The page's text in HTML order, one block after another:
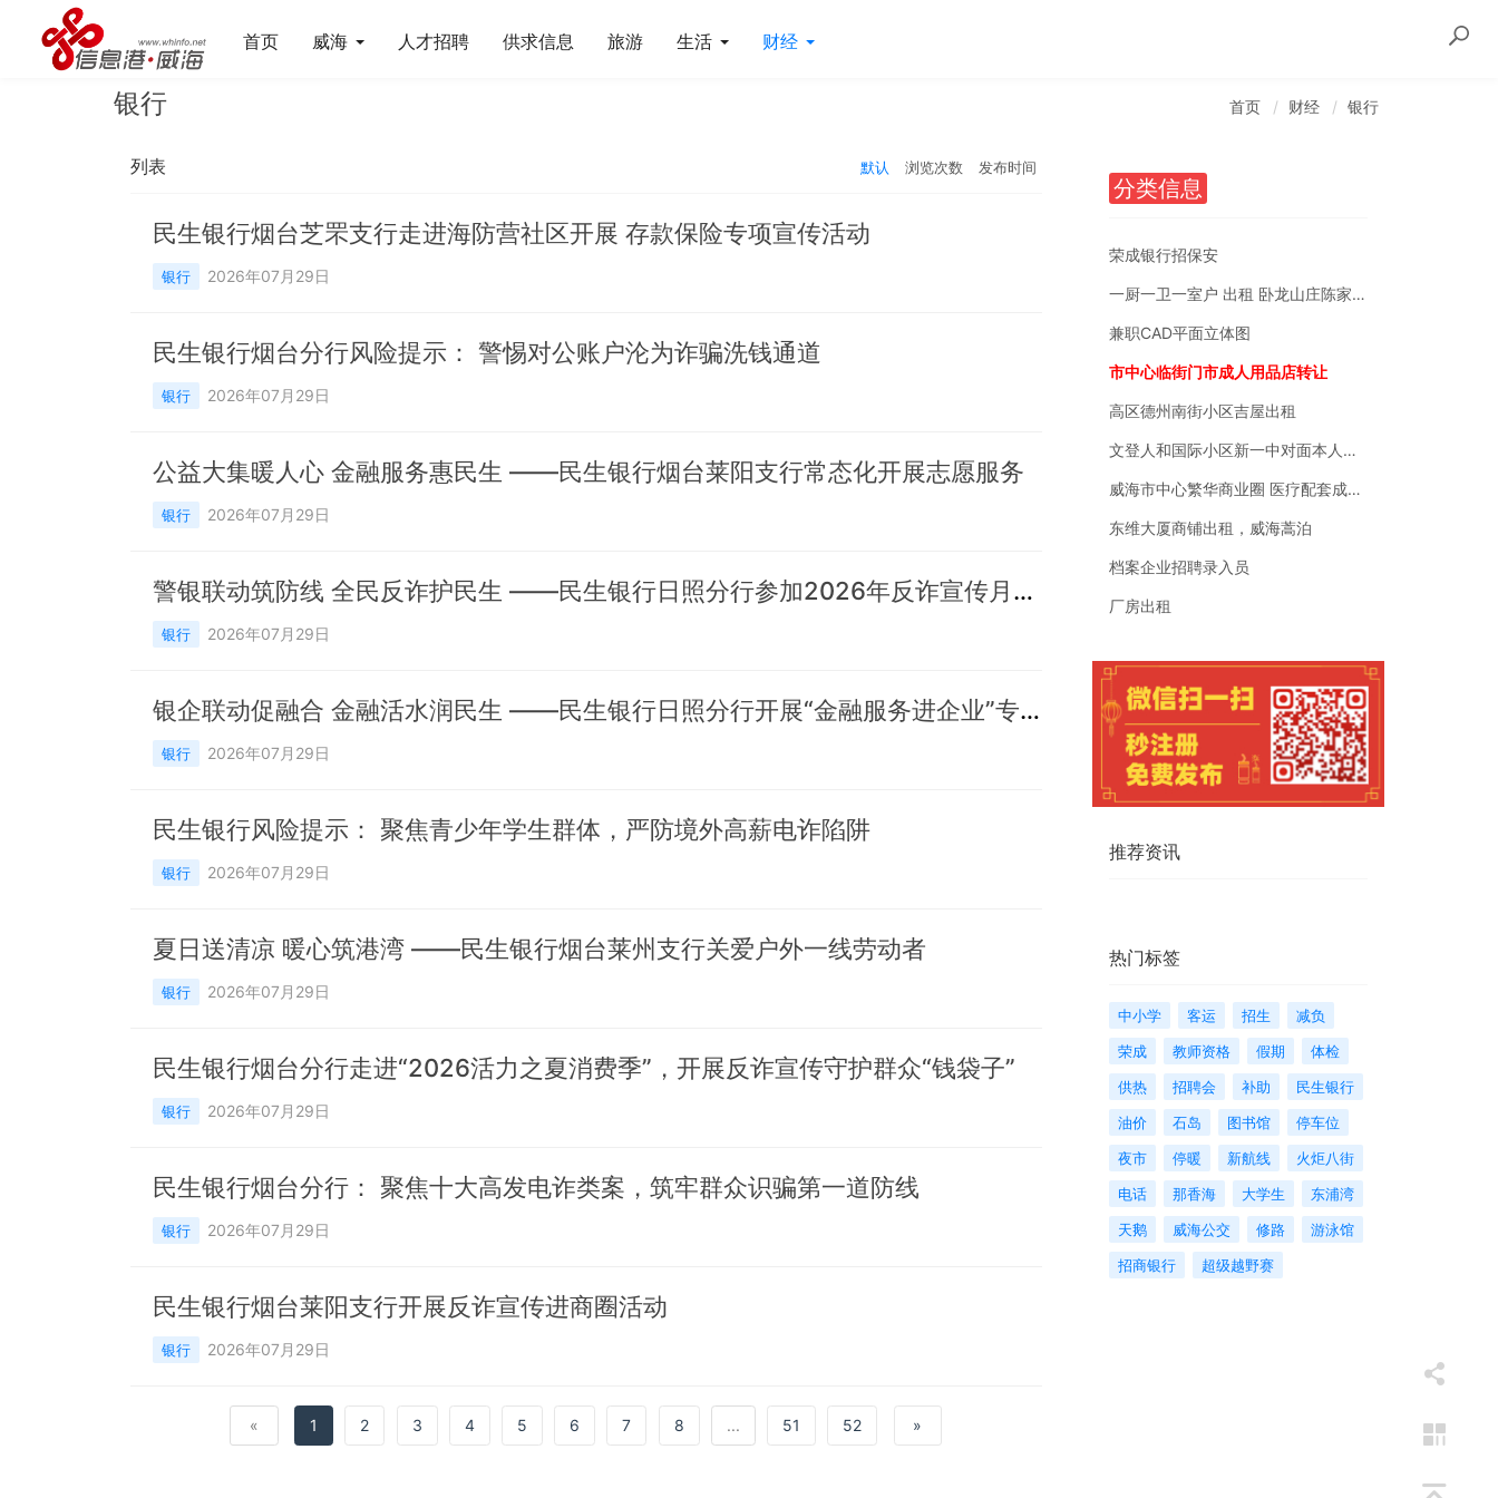
首页 威海 人才招聘 供求信息 旅游 生活 财经
银行 首页 财经 银行
列表 默认 浏览次数 发布时间
民生银行烟台芝罘支行走进海防营社区开展 存款保险专项宣传活动
银行 2026年07月29日
民生银行烟台分行风险提示： 警惕对公账户沦为诈骗洗钱通道
银行 2026年07月29日
公益大集暖人心 金融服务惠民生 ——民生银行烟台莱阳支行常态化开展志愿服务
银行 2026年07月29日
警银联动筑防线 全民反诈护民生 ——民生银行日照分行参加2026年反诈宣传月晚会
银行 2026年07月29日
银企联动促融合 金融活水润民生 ——民生银行日照分行开展“金融服务进企业”专场活动
银行 2026年07月29日
民生银行风险提示： 聚焦青少年学生群体，严防境外高薪电诈陷阱
银行 2026年07月29日
夏日送清凉 暖心筑港湾 ——民生银行烟台莱州支行关爱户外一线劳动者
银行 2026年07月29日
民生银行烟台分行走进“2026活力之夏消费季”，开展反诈宣传守护群众“钱袋子”
银行 2026年07月29日
民生银行烟台分行： 聚焦十大高发电诈类案，筑牢群众识骗第一道防线
银行 2026年07月29日
民生银行烟台莱阳支行开展反诈宣传进商圈活动
银行 2026年07月29日
« 1 2 3 4 5 6 7 8 ... 51 52 »
分类信息
荣成银行招保安
一厨一卫一室户 出租 卧龙山庄陈家后沟附近
兼职CAD平面立体图
市中心临街门市成人用品店转让
高区德州南街小区吉屋出租
文登人和国际小区新一中对面本人自有房销售
威海市中心繁华商业圈 医疗配套成熟 南北通透
东维大厦商铺出租，威海蒿泊
档案企业招聘录入员
厂房出租
推荐资讯
热门标签
中小学 客运 招生
减负
荣成
教师资格 假期
体检
供热
招聘会 补助
民生银行
油价
石岛 图书馆
停车位
夜市
停暖 新航线
火炬八街
电话
那香海 大学生
东浦湾
天鹅
威海公交 修路
游泳馆
招商银行
超级越野赛